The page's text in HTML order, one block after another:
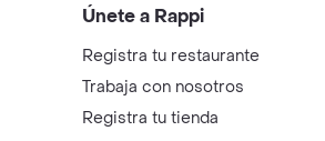
Únete a Rappi
Registra tu restaurante
Trabaja con nosotros
Registra tu tienda